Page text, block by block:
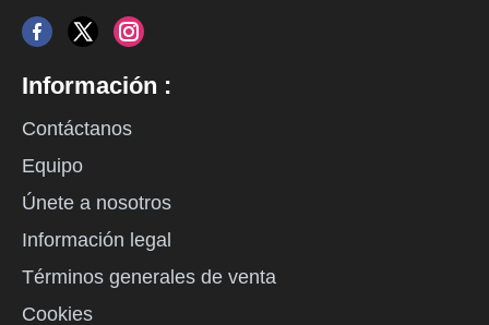
Información :
Contáctanos
Equipo
Únete a nosotros
Información legal
Términos generales de venta
Cookies